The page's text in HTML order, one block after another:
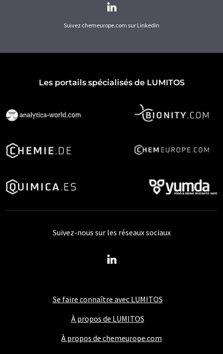
Suivez chemeurope.com sur LinkedIn
Les portails spécialisés de LUMITOS
Se faire connaître avec LUMITOS
À propos de LUMITOS
À propos de chemeurope.com
Suivez-nous sur les réseaux sociaux